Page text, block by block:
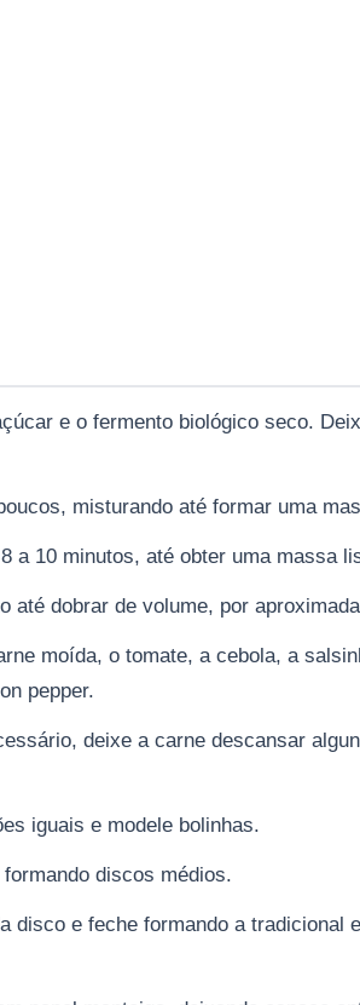
e o fermento biológico seco.
misturando até formar uma
a 10 minutos, até obter uma massa
até dobrar de volume, por
moída, o tomate, a cebola, a
pepper.
deixe a carne descansar
iguais e modele bolinhas.
discos médios.
disco e feche formando a tradicional